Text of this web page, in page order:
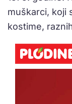
muškarci, koji
kostime,